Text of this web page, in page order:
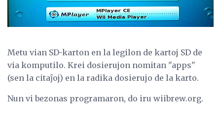
Metu vian SD-karton en la legilon de kartoj SD de
via komputilo. Krei dosierujon nomitan "apps"
(sen la citaĵoj) en la radika dosierujo de la karto.
Nun vi bezonas programaron, do iru wiibrew.org.